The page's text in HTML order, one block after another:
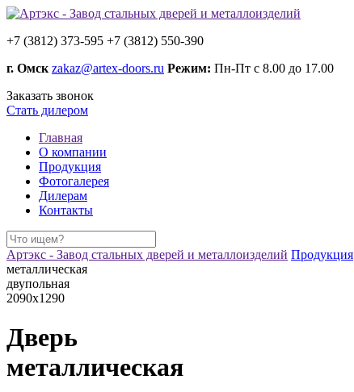
+7 (3812) 373-595 +7 (3812) 550-390
г. Омск zakaz@artex-doors.ru Режим: Пн-Пт с 8.00 до 17.00
Заказать звонок
Стать дилером
Главная
О компании
Продукция
Фотогалерея
Дилерам
Контакты
Артэкс - Завод стальных дверей и металлоизделий Продукция
металлическая
двупольная
2090х1290
Дверь
металлическая